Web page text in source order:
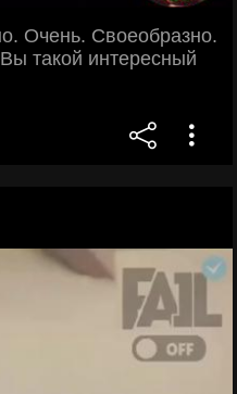
Очень. Своеобразно.
такой интересный